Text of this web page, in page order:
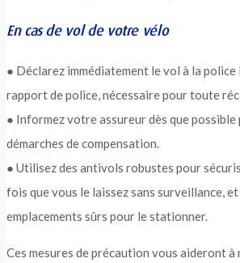
En cas de vol de votre vélo
● Déclarez immédiatement le vol à la
rapport de police, nécessaire pour toute
● Informez votre assureur dès que possible
démarches de compensation.
● Utilisez des antivols robustes pour
fois que vous le laissez sans surveillance,
emplacements sûrs pour le stationner.
Ces mesures de précaution vous aideront à